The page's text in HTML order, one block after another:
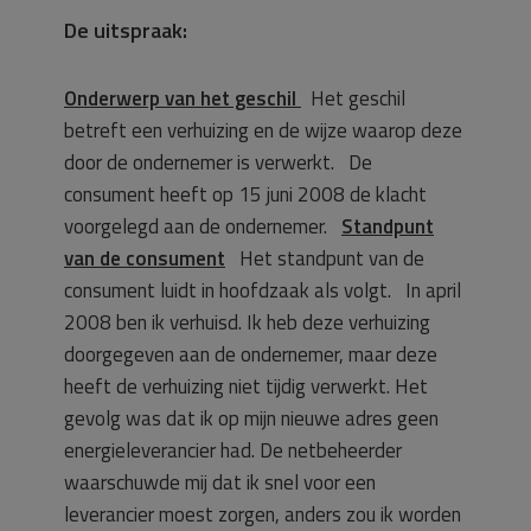
De uitspraak:
Onderwerp van het geschil Het geschil
betreft een verhuizing en de wijze waarop deze
door de ondernemer is verwerkt. De
consument heeft op 15 juni 2008 de klacht
voorgelegd aan de ondernemer. Standpunt
van de consument Het standpunt van de
consument luidt in hoofdzaak als volgt. In april
2008 ben ik verhuisd. Ik heb deze verhuizing
doorgegeven aan de ondernemer, maar deze
heeft de verhuizing niet tijdig verwerkt. Het
gevolg was dat ik op mijn nieuwe adres geen
energieleverancier had. De netbeheerder
waarschuwde mij dat ik snel voor een
leverancier moest zorgen, anders zou ik worden